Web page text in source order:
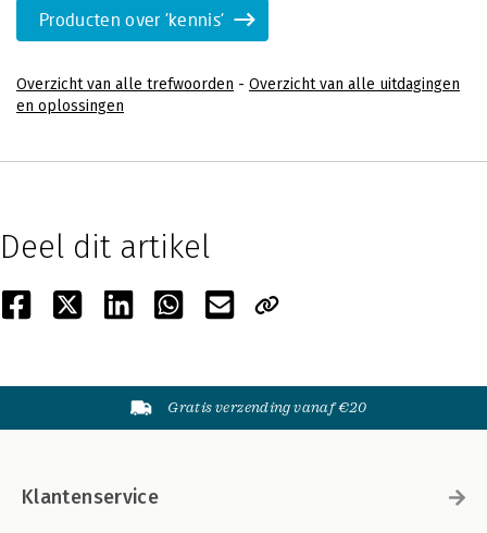
Producten over 'kennis'
Overzicht van alle trefwoorden - Overzicht van alle uitdagingen
en oplossingen
Deel dit artikel
Gratis verzending vanaf €20
Klantenservice